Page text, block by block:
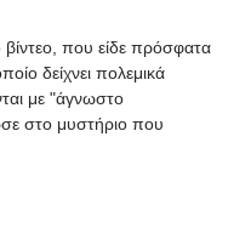
που είδε πρόσφατα
δείχνει πολεμικά
με "άγνωστο
στο μυστήριο που